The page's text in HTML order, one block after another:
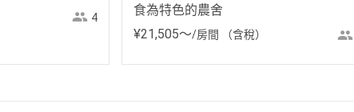
4
食為特色的農舍
¥21,505〜/房間 （含稅）